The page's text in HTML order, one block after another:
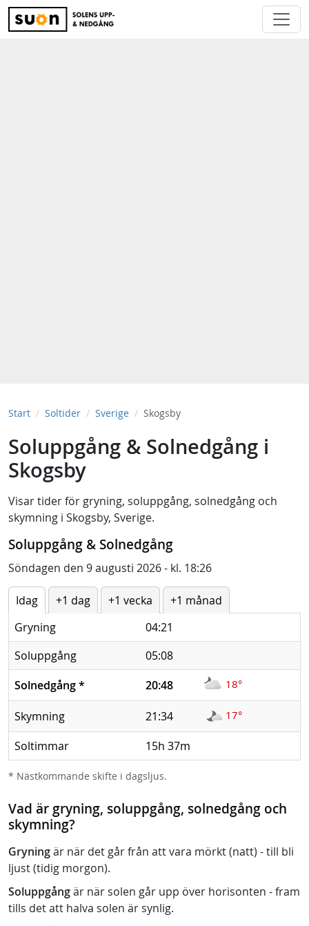
Start Soltider Sverige Skogsby
Soluppgång & Solnedgång i
Skogsby
Visar tider för gryning, soluppgång, solnedgång och
skymning i Skogsby, Sverige.
Soluppgång & Solnedgång
Söndagen den 9 augusti 2026 - kl. 18:26
Idag +1 dag +1 vecka
+1 månad
Gryning
04:21
Soluppgång
05:08
Solnedgång* 20:48 18°
Skymning 21:34 17°
Soltimmar 15h 37m
* Nästkommande skifte i dagsljus.
Vad är gryning, soluppgång, solnedgång och
skymning?
Gryningär när det går från att vara mörkt (natt) - till bli
ljust (tidig morgon).
Soluppgångär när solen går upp över horisonten - fram
tills det att halva solen är synlig.